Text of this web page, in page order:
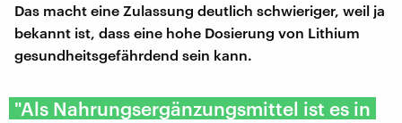
Das macht eine Zulassung deutlich schwieriger, weil ja
bekannt ist, dass eine hohe Dosierung von Lithium
gesundheitsgefährdend sein kann.
"Als Nahrungsergänzungsmittel ist es in